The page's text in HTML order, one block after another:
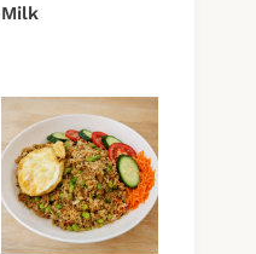
Milk